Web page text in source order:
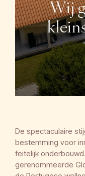
Wij
De spectaculaire
bestemming voor
feitelijk
gerenommeerde